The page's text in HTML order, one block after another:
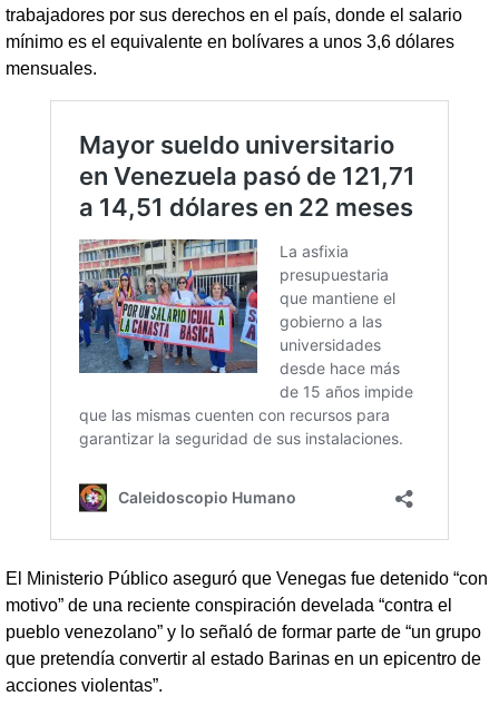
trabajadores por sus derechos en el país, donde el salario
mínimo es el equivalente en bolívares a unos 3,6 dólares
mensuales.
El Ministerio Público aseguró que Venegas fue detenido “con
motivo” de una reciente conspiración develada “contra el
pueblo venezolano” y lo señaló de formar parte de “un grupo
que pretendía convertir al estado Barinas en un epicentro de
acciones violentas”.